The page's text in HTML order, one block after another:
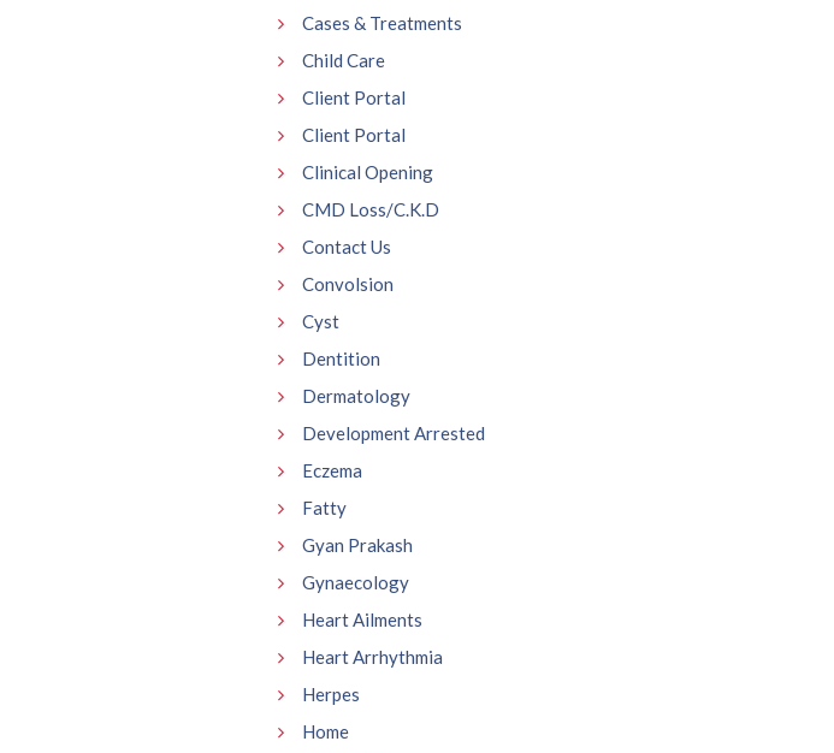
Cases & Treatments
Child Care
Client Portal
Client Portal
Clinical Opening
CMD Loss/C.K.D
Contact Us
Convolsion
Cyst
Dentition
Dermatology
Development Arrested
Eczema
Fatty
Gyan Prakash
Gynaecology
Heart Ailments
Heart Arrhythmia
Herpes
Home